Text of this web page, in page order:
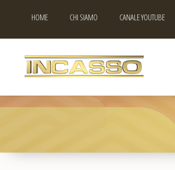
HOME CHI SIAMO CANALE YOUTUBE